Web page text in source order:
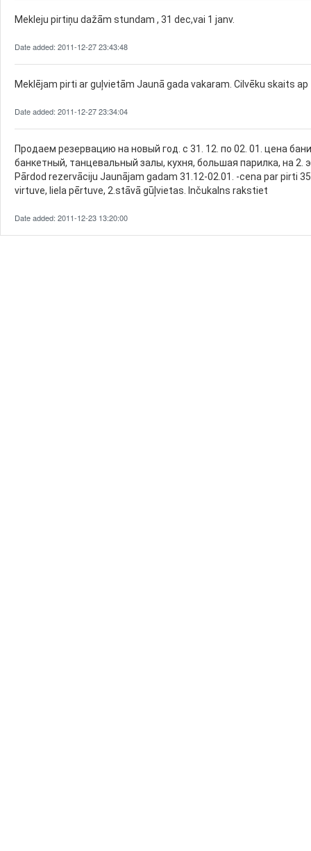
Mekleju pirtiņu dažām stundam , 31 dec,vai 1 janv.
Date added: 2011-12-27 23:43:48
Meklējam pirti ar guļvietām Jaunā gada vakaram. Cilvēku skaits ap
Date added: 2011-12-27 23:34:04
Продаем резервацию на новый год. с 31. 12. по 02. 01. цена
банкетный, танцевальный залы, кухня, большая парилка, на
Pārdod rezervāciju Jaunājam gadam 31.12-02.01. -cena par pirti
virtuve, liela pērtuve, 2.stāvā gūļvietas. Inčukalns rakstiet
Date added: 2011-12-23 13:20:00